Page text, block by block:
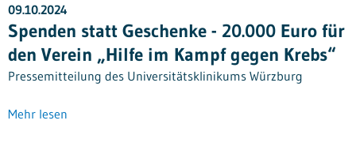
09.10.2024
Spenden statt Geschenke - 20.000 Euro für
den Verein „Hilfe im Kampf gegen Krebs“
Pressemitteilung des Universitätsklinikums Würzburg
Mehr lesen